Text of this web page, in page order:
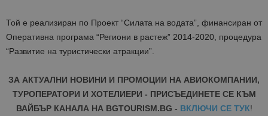
Той е реализиран по Проект “Силата на водата”, финансиран от
Оперативна програма “Региони в растеж” 2014-2020, процедура
“Развитие на туристически атракции”.
ЗА АКТУАЛНИ НОВИНИ И ПРОМОЦИИ НА АВИОКОМПАНИИ,
ТУРОПЕРАТОРИ И ХОТЕЛИЕРИ - ПРИСЪЕДИНЕТЕ СЕ КЪМ
ВАЙБЪР КАНАЛА НА BGTOURISM.BG - ВКЛЮЧИ СЕ ТУК!